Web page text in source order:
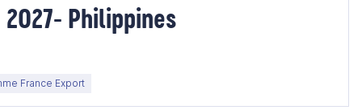
Philippines
France Export